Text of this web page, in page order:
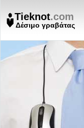
Tieknot.com
Δέσιμο γραβάτας